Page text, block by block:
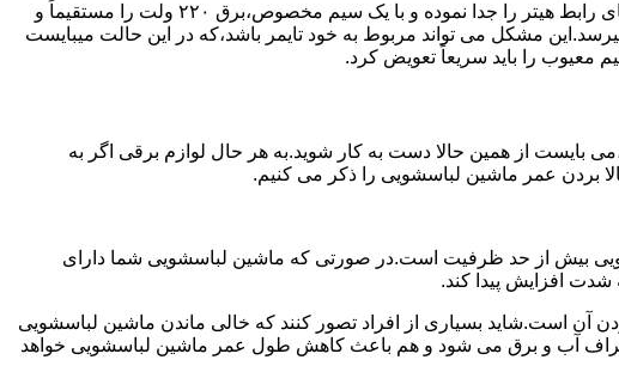
مشکل ۷:ﻫﯿﺘﺮ لباسشویی آب را ﮔﺮم نمیکند.نحوه رﻓﻊ:ﻫﻤﺎﻧﻨﺪ ﮔﺬﺷﺘﻪ بهمنظور اﻓﺰاﯾﺶ ﺳﺮﻋﺖ ﻋﻤﻞ در مشکلیابی،بهتر است سیمهای راﺑﻂ ﻫﯿﺘﺮ را ﺟﺪا ﻧﻤﻮده و ﺑﺎ ﯾﮏ ﺳﯿﻢ ﻣﺨﺼﻮص،برق ۲۲۰ ولت را مستقیماً و
نمیرسد.اﯾﻦ ﻣﺸﮑﻞ می تواند مربوط به ﺧﻮد ﺗﺎﯾﻤﺮ باشد،ﮐﻪ در این حالت میبایست
ﻣﻌﯿﻮب را ﺑﺎﯾﺪ سریعاً ﺗﻌﻮﯾﺾ کرد.
بایست از همین حالا دست به کار شوید.به هر حال لوازم برقی اگر به
بیش از حد ظرفیت است.در صورتی که ماشین لباسشویی شما دارای
است.شاید بسیاری از افراد تصور کنند که خالی ماندن ماشین لباسشویی
آب و برق می شود و هم باعث کاهش طول عمر ماشین لباسشویی خواهد